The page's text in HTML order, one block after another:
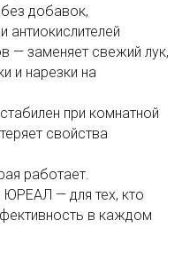
добавок,
антиокислителей
— заменяет свежий лук,
и нарезки на
при комнатной
свойства
работает.
ЮРЕАЛ — для тех, кто
в каждом